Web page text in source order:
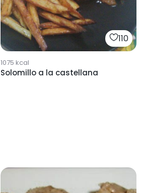
110
1075 kcal
Solomillo a la castellana